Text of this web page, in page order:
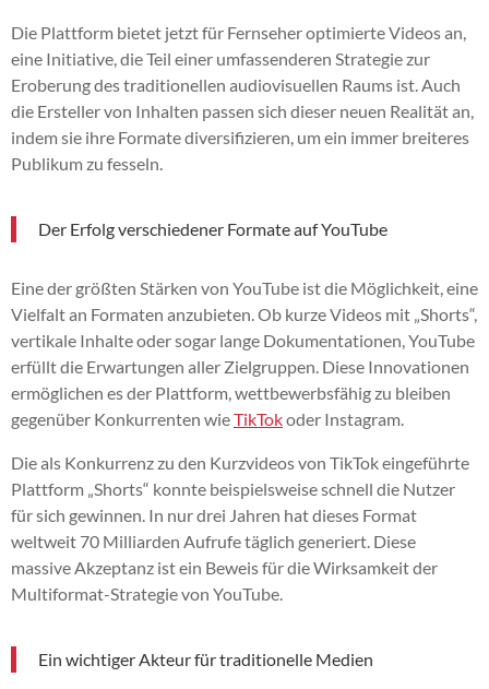
Die Plattform bietet jetzt für Fernseher optimierte Videos an,
eine Initiative, die Teil einer umfassenderen Strategie zur
Eroberung des traditionellen audiovisuellen Raums ist. Auch
die Ersteller von Inhalten passen sich dieser neuen Realität an,
indem sie ihre Formate diversifizieren, um ein immer breiteres
Publikum zu fesseln.
Der Erfolg verschiedener Formate auf YouTube
Eine der größten Stärken von YouTube ist die Möglichkeit, eine
Vielfalt an Formaten anzubieten. Ob kurze Videos mit „Shorts“,
vertikale Inhalte oder sogar lange Dokumentationen, YouTube
erfüllt die Erwartungen aller Zielgruppen. Diese Innovationen
ermöglichen es der Plattform, wettbewerbsfähig zu bleiben
gegenüber Konkurrenten wieTikTokoder Instagram.
Die als Konkurrenz zu den Kurzvideos von TikTok eingeführte
Plattform „Shorts“ konnte beispielsweise schnell die Nutzer
für sich gewinnen. In nur drei Jahren hat dieses Format
weltweit 70 Milliarden Aufrufe täglich generiert. Diese
massive Akzeptanz ist ein Beweis für die Wirksamkeit der
Multiformat-Strategie von YouTube.
Ein wichtiger Akteur für traditionelle Medien